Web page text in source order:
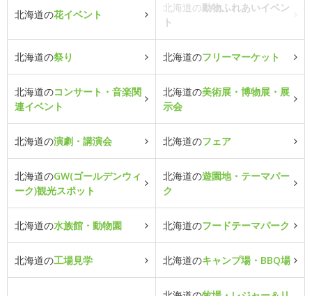
北海道の花イベント
北海道の動物ふれあいイベン
ト
北海道の祭り 北海道のフリーマーケット
北海道のコンサート・音楽関
連イベント
北海道の美術展・博物展・展
示会
北海道の演劇・講演会 北海道のフェア
北海道のGW(ゴールデンウィ
ーク)観光スポット
北海道の遊園地・テーマパー
ク
北海道の水族館・動物園 北海道のフードテーマパーク
北海道の工場見学 北海道のキャンプ場・BBQ場